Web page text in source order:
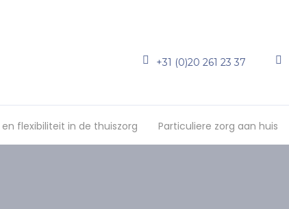
+31 (0)20 261 23 37
flexibiliteit in de thuiszorg Particuliere zorg aan huis